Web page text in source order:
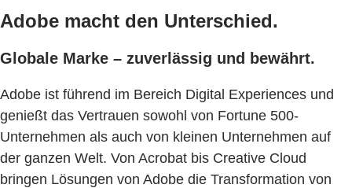
Adobe macht den Unterschied.
Globale Marke – zuverlässig und bewährt.
Adobe ist führend im Bereich Digital Experiences und
genießt das Vertrauen sowohl von Fortune 500-
Unternehmen als auch von kleinen Unternehmen auf
der ganzen Welt. Von Acrobat bis Creative Cloud
bringen Lösungen von Adobe die Transformation von